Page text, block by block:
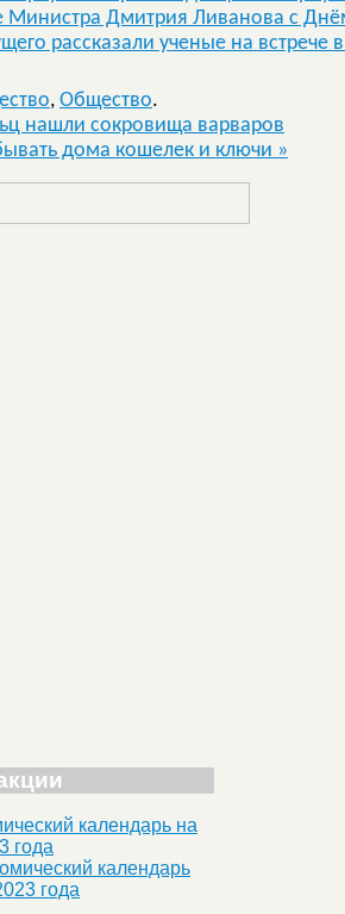
Министра Дмитрия Ливанова с
рассказали ученые на встрече
, Общество.
нашли сокровища варваров
дома кошелек и ключи »
календарь на
года